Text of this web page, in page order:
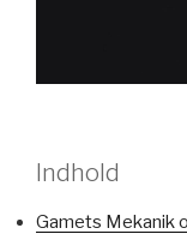
Indhold
Gamets Mekanik